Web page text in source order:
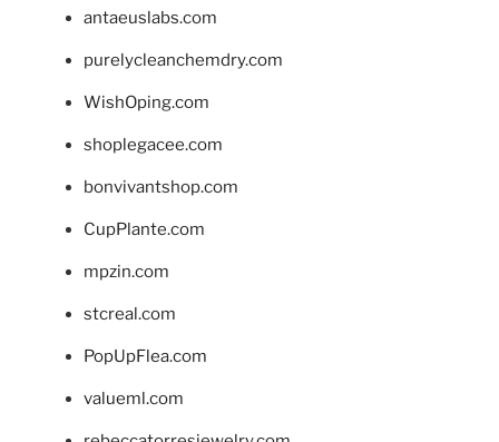
antaeuslabs.com
purelycleanchemdry.com
WishOping.com
shoplegacee.com
bonvivantshop.com
CupPlante.com
mpzin.com
stcreal.com
PopUpFlea.com
valueml.com